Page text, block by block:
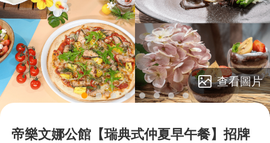
lens lens lens lens lens lens lens lens
查看圖片
帝樂文娜公館【瑞典式仲夏早午餐】招牌